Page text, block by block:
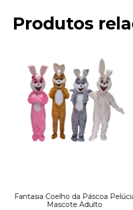
Produtos
Fantasia Coelho da Páscoa
Mascote Adulto